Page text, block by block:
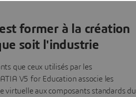
former à la création
soit l'industrie
que ceux utilisés par les
V5 for Education associe les
virtuelle aux composants standards du